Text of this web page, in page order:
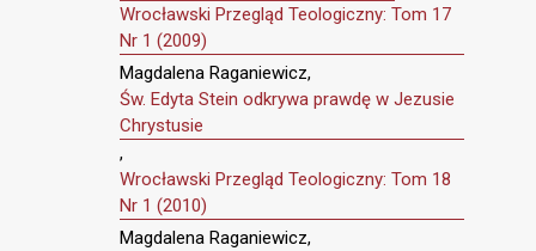
Wrocławski Przegląd Teologiczny: Tom 17
Nr 1 (2009)
Magdalena Raganiewicz,
Św. Edyta Stein odkrywa prawdę w Jezusie
Chrystusie
,
Wrocławski Przegląd Teologiczny: Tom 18
Nr 1 (2010)
Magdalena Raganiewicz,